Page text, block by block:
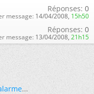
Réponses: 0
message: 14/04/2008, 15h50
Réponses: 0
message: 13/04/2008, 21h15
...